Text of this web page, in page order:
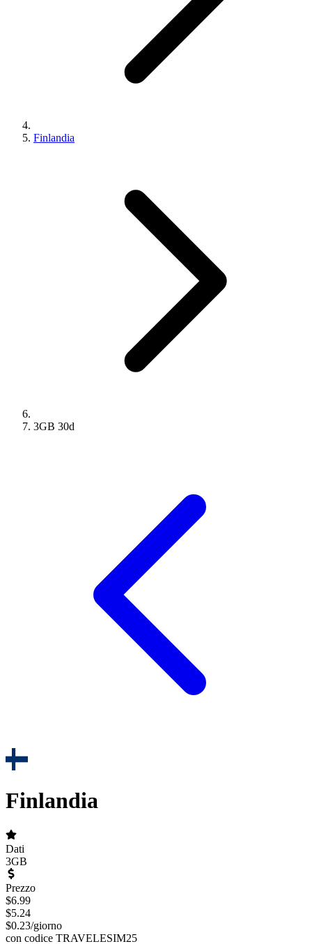
Finlandia
3GB 30d
Finlandia
Dati
3GB
Prezzo
$6.99
$5.24
$0.23/giorno
con codice TRAVELESIM25